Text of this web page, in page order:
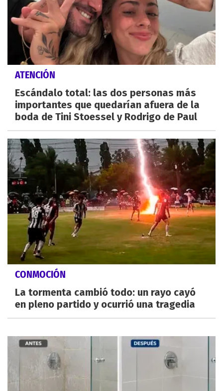
ATENCIÓN
Escándalo total: las dos personas más
importantes que quedarían afuera de la
boda de Tini Stoessel y Rodrigo de Paul
CONMOCIÓN
La tormenta cambió todo: un rayo cayó
en pleno partido y ocurrió una tragedia